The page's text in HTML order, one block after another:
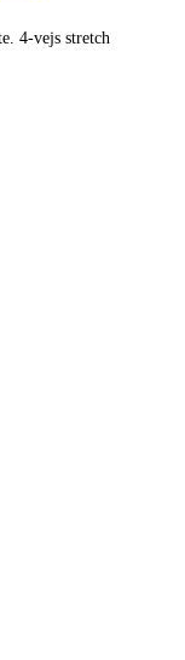
4-vejs stretch